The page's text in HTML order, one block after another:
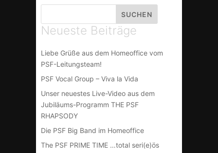
Neueste Beiträge
Liebe Grüße aus dem Homeoffice vom
PSF-Leitungsteam!
PSF Vocal Group – Viva la Vida
Unser neuestes Live-Video aus dem
Jubiläums-Programm THE PSF
RHAPSODY
Die PSF Big Band im Homeoffice
The PSF PRIME TIME …total seri(e)ös